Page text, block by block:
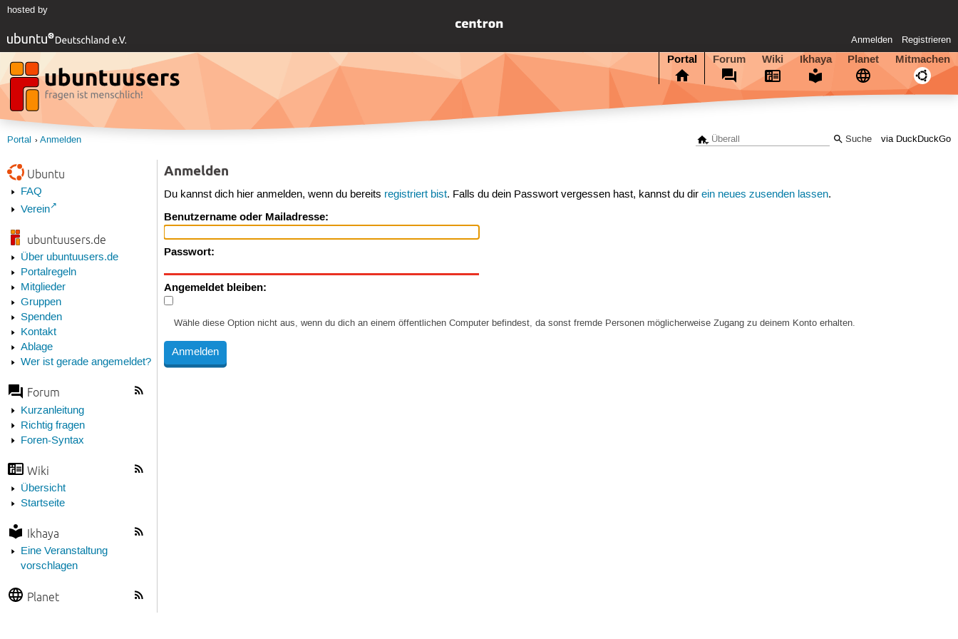
hosted by
Anmelden Registrieren
Portal Forum Wiki Ikhaya Planet Mitmachen
via DuckDuckGo
Portal Anmelden
Ubuntu
FAQ
Verein
ubuntuusers.de
Über ubuntuusers.de
Portalregeln
Mitglieder
Gruppen
Spenden
Kontakt
Ablage
Wer ist gerade angemeldet?
Forum
Kurzanleitung
Richtig fragen
Foren-Syntax
Wiki
Übersicht
Startseite
Ikhaya
Eine Veranstaltung
vorschlagen
Planet
Anmelden
Du kannst dich hier anmelden, wenn du bereits registriert bist. Falls du dein Passwort vergessen hast, kannst du direin neues zusenden lassen.
Benutzername oder Mailadresse:
Passwort:
Angemeldet bleiben:
Wähle diese Option nicht aus, wenn du dich an einem öffentlichen Computer befindest, da sonst fremde Personen möglicherweise Zugang zu deinem Konto erhalten.